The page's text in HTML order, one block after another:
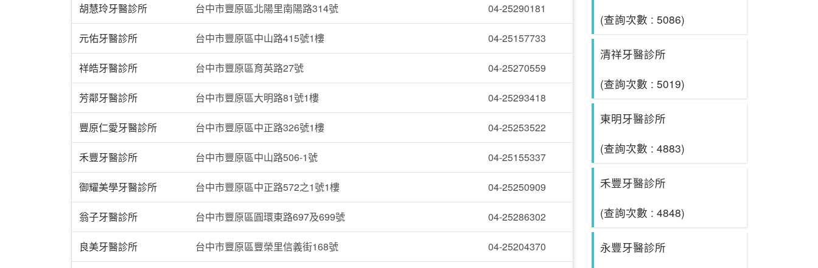
胡慧玲牙醫診所 台中市豐原區北陽里南陽路314號 04-25290181
元佑牙醫診所 台中市豐原區中山路415號1樓 04-25157733
祥皓牙醫診所 台中市豐原區育英路27號 04-25270559
芳鄰牙醫診所 台中市豐原區大明路81號1樓 04-25293418
豐原仁愛牙醫診所 台中市豐原區中正路326號1樓 04-25253522
禾豐牙醫診所 台中市豐原區中山路506-1號 04-25155337
御耀美學牙醫診所 台中市豐原區中正路572之1號1樓 04-25250909
翁子牙醫診所 台中市豐原區圓環東路697及699號 04-25286302
良美牙醫診所 台中市豐原區豐榮里信義街168號 04-25204370
(查詢次數 : 5086)
清祥牙醫診所
(查詢次數 : 5019)
東明牙醫診所
(查詢次數 : 4883)
禾豐牙醫診所
(查詢次數 : 4848)
永豐牙醫診所